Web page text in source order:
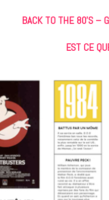
BACK TO THE 80’S –
EST CE